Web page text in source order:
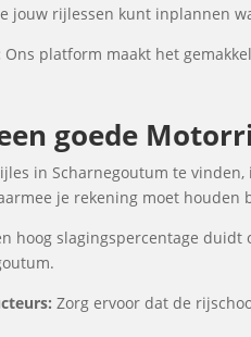
jouw rijlessen kunt inplannen
Ons platform maakt het
goede
in Scharnegoutum te
je rekening moet houden
hoog slagingspercentage
Zorg ervoor dat de